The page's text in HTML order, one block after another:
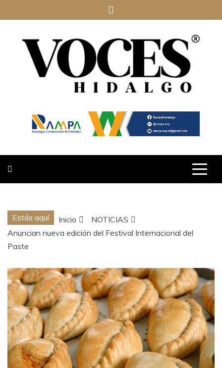
al
VOCES
HIDALGO
Estás aquí Inicio
NOTICIAS
Anuncian nueva edición del Festival Internacional del
Paste